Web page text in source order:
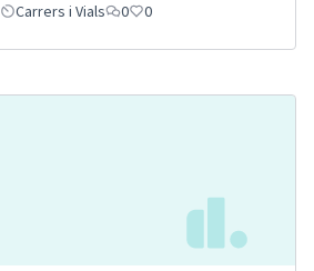
Carrers i Vials 0 0